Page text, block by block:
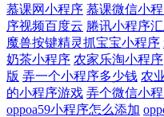
慕课网小程序 慕课微信小
序视频百度云 腃讯小程序
魔兽按键精灵抓宝宝小程序
奶茶小程序 农家乐淘小程序
版 弄一个小程序多少钱 农
的小程序游戏 弄个微信小
oppoa59小程序怎么添加